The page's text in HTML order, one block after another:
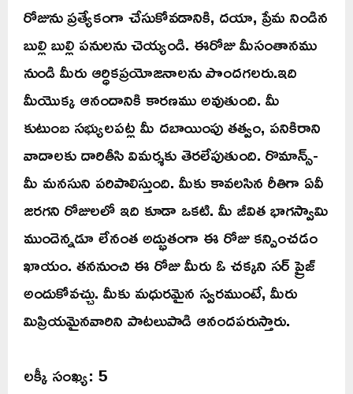
రోజును ప్రత్యేకంగా చేసుకోవడానికి, దయా, ప్రేమ నిండిన
బుల్లి బుల్లి పనులను చెయ్యండి. ఈరోజు మీసంతానము
నుండి మీరు ఆర్ధికప్రయోజనాలను పొందగలరు.ఇది
మీయొక్క ఆనందానికి కారణము అవుతుంది. మీ
కుటుంబ సభ్యులపట్ల మీ దబాయింపు తత్వం, పనికిరాని
వాదాలకు దారితీసి విమర్శకు తెరలేపుతుంది. రొమాన్స్-
మీ మనసుని పరిపాలిస్తుంది. మీకు కావలసిన రీతిగా ఏవీ
జరగని రోజులలో ఇది కూడా ఒకటి. మీ జీవిత భాగస్వామి
ముందెన్నడూ లేనంత అద్భుతంగా ఈ రోజు కన్పించడం
ఖాయం. తననుంచి ఈ రోజు మీరు ఓ చక్కని సర్ ప్రైజ్
అందుకోవచ్చు. మీకు మధురమైన స్వరముంటే, మీరు
మిప్రియమైనవారిని పాటలుపాడి ఆనందపరుస్తారు.
లక్కీ సంఖ్య: 5